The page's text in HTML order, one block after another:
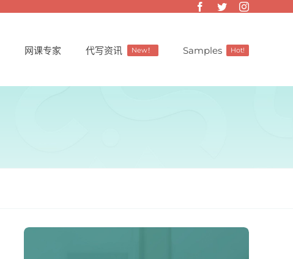
网课专家 代写资讯 New！ Samples Hot!